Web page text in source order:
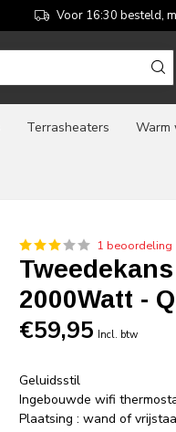
Voor 16:30 besteld,
Terrasheaters Warm
1 beoordeling
2000Watt -
€59,95 Incl. btw
Geluidsstil
Ingebouwde wifi
Plaatsing : wand of